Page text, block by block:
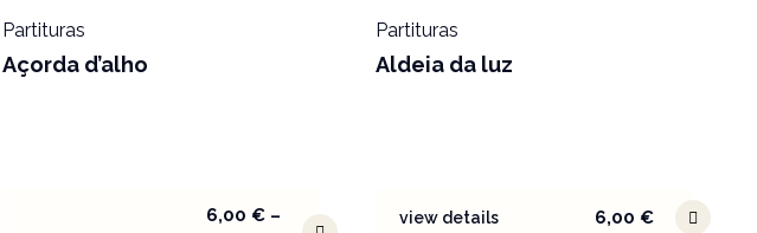
Partituras
Açorda d’alho
Partituras
Aldeia da luz
6,00€ –
view details 6,00€